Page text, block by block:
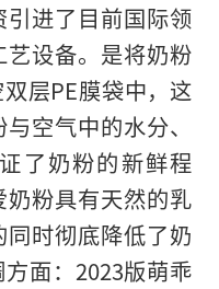
进了目前国际领
设备。是将奶粉
层PE膜袋中，这
空气中的水分、
了奶粉的新鲜程
粉具有天然的乳
时彻底降低了奶
面：2023版萌乖